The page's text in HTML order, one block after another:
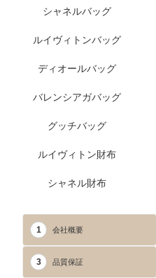
シャネルバッグ
ルイヴィトンバッグ
ディオールバッグ
バレンシアガバッグ
グッチバッグ
ルイヴィトン財布
シャネル財布
1 会社概要
3 品質保証